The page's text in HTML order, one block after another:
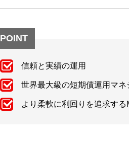
POINT
信頼と実績の運用
世界最大級の短期債運用マネ
より柔軟に利回りを追求する